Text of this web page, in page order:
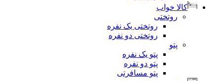
خواب
روتختی یک نفره
روتختی دو نفره
پتو یک نفره
پتو دو نفره
پتو مسافرتی